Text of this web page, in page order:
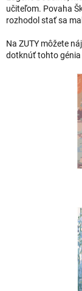
učiteľom. Povaha
rozhodol stať sa
Na ZUTY môžete
dotknúť tohto